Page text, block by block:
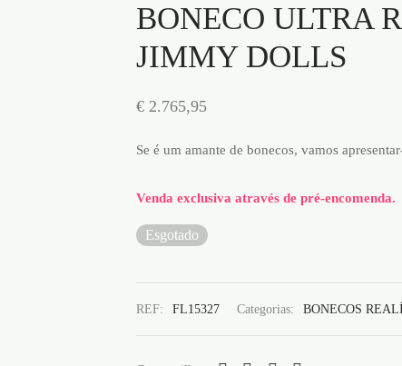
BONECO ULTRA
JIMMY DOLLS
€ 2.765,95
Se é um amante de bonecos, vamos
Venda exclusiva através de pré-encomenda.
Esgotado
REF: FL15327 Categorias: BONECOS